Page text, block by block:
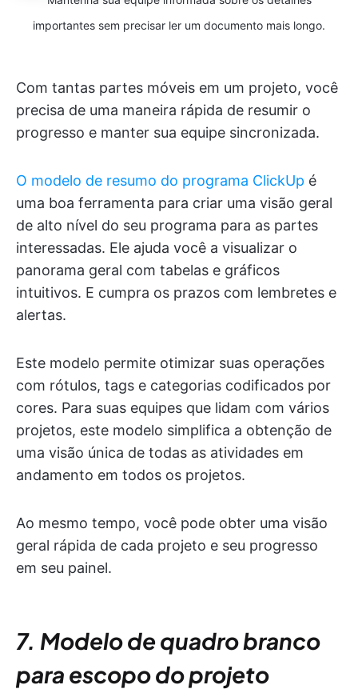
importantes sem precisar ler um documento mais longo.
Com tantas partes móveis em um projeto, você
precisa de uma maneira rápida de resumir o
progresso e manter sua equipe sincronizada.
O modelo de resumo do programa ClickUp é
uma boa ferramenta para criar uma visão geral
de alto nível do seu programa para as partes
interessadas. Ele ajuda você a visualizar o
panorama geral com tabelas e gráficos
intuitivos. E cumpra os prazos com lembretes e
alertas.
Este modelo permite otimizar suas operações
com rótulos, tags e categorias codificados por
cores. Para suas equipes que lidam com vários
projetos, este modelo simplifica a obtenção de
uma visão única de todas as atividades em
andamento em todos os projetos.
Ao mesmo tempo, você pode obter uma visão
geral rápida de cada projeto e seu progresso
em seu painel.
7. Modelo de quadro branco
para escopo do projeto